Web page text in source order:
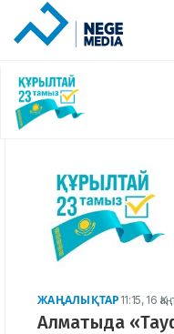
ЖАҢАЛЫҚТАР 11:15, 16
Алматыда